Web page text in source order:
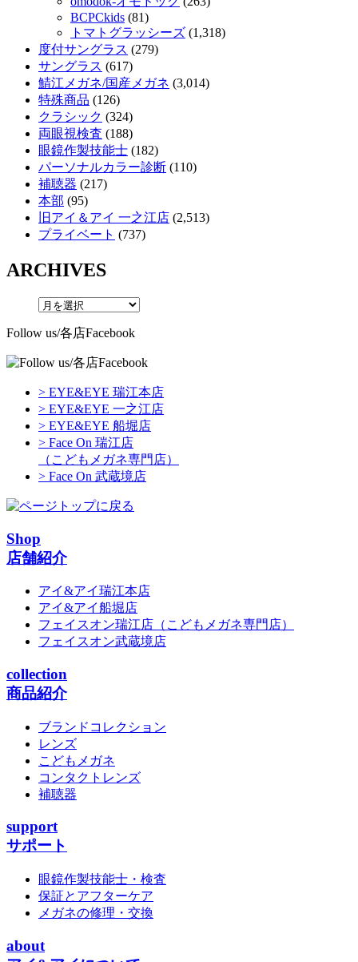
BCPCkids (81)
トマトグラッシーズ (1,318)
度付サングラス (279)
サングラス (617)
鯖江メガネ/国産メガネ (3,014)
特殊商品 (126)
クラシック (324)
両眼視検査 (188)
眼鏡作製技能士 (182)
パーソナルカラー診断 (110)
補聴器 (217)
本部 (95)
旧アイ＆アイ 一之江店 (2,513)
プライベート (737)
ARCHIVES
Follow us/各店Facebook
> EYE&EYE 瑞江本店
> EYE&EYE 一之江店
> EYE&EYE 船堀店
> Face On 瑞江店
（こどもメガネ専門店）
> Face On 武蔵境店
Shop
店舗紹介
アイ&アイ瑞江本店
アイ&アイ船堀店
フェイスオン瑞江店 （こどもメガネ専門店）
フェイスオン武蔵境店
collection
商品紹介
ブランドコレクション
レンズ
こどもメガネ
コンタクトレンズ
補聴器
support
サポート
眼鏡作製技能士・検査
保証とアフターケア
メガネの修理・交換
about